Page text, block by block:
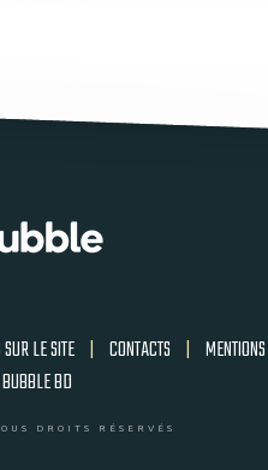
LE SITE | CONTACTS | MENTIONS
BUBBLE BD
DROITS RÉSERVÉS